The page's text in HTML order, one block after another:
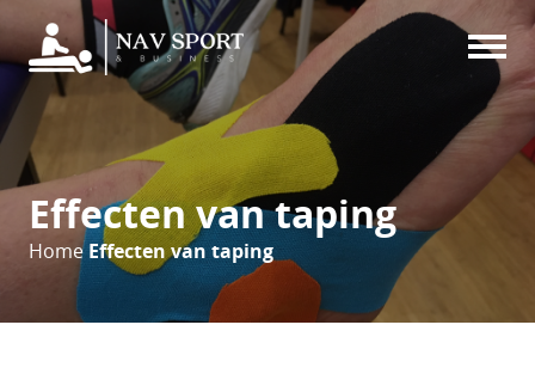
Effecten van taping
Home Effecten van taping